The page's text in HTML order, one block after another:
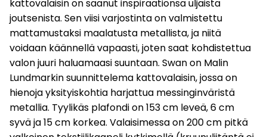
kattovalaisin on saanut inspiraationsa uljaista
joutsenista. Sen viisi varjostinta on valmistettu
mattamustaksi maalatusta metallista, ja niitä
voidaan käännellä vapaasti, joten saat kohdistettua
valon juuri haluamaasi suuntaan. Swan on Malin
Lundmarkin suunnittelema kattovalaisin, jossa on
hienoja yksityiskohtia harjattua messinginväristä
metallia. Tyylikäs plafondi on 153 cm leveä, 6 cm
syvä ja 15 cm korkea. Valaisimessa on 200 cm pitkä